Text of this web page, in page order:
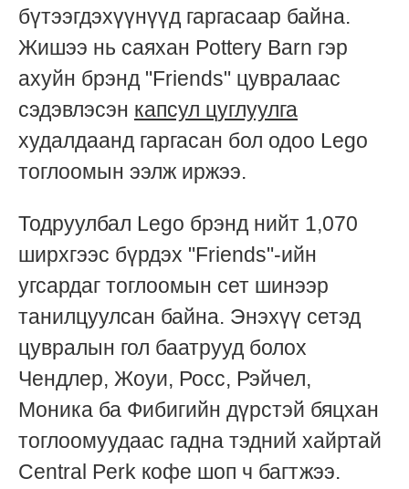
бүтээгдэхүүнүүд гаргасаар байна.
Жишээ нь саяхан Pottery Barn гэр
ахуйн брэнд "Friends" цувралаас
сэдэвлэсэн капсул цуглуулга
худалдаанд гаргасан бол одоо Lego
тоглоомын ээлж иржээ.
Тодруулбал Lego брэнд нийт 1,070
ширхгээс бүрдэх "Friends"-ийн
угсардаг тоглоомын сет шинээр
танилцуулсан байна. Энэхүү сетэд
цувралын гол баатрууд болох
Чендлер, Жоуи, Росс, Рэйчел,
Моника ба Фибигийн дүрстэй бяцхан
тоглоомуудаас гадна тэдний хайртай
Central Perk кофе шоп ч багтжээ.